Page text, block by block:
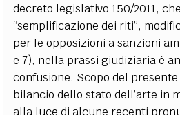
decreto legislativo 150/2011,
“semplificazione dei riti”,
per le opposizioni a sanzioni
e 7), nella prassi giudiziaria è
confusione. Scopo del
bilancio dello stato dell’arte in
alla luce di alcune recenti